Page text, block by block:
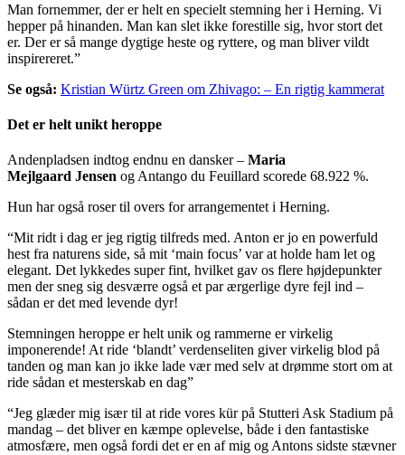
Man fornemmer, der er helt en specielt stemning her i Herning. Vi
hepper på hinanden. Man kan slet ikke forestille sig, hvor stort det
er. Der er så mange dygtige heste og ryttere, og man bliver vildt
inspirereret.”
Se også: Kristian Würtz Green om Zhivago: – En rigtig kammerat
Det er helt unikt heroppe
Andenpladsen indtog endnu en dansker – Maria
Mejlgaard Jensen og Antango du Feuillard scorede 68.922 %.
Hun har også roser til overs for arrangementet i Herning.
“Mit ridt i dag er jeg rigtig tilfreds med. Anton er jo en powerfuld
hest fra naturens side, så mit ‘main focus’ var at holde ham let og
elegant. Det lykkedes super fint, hvilket gav os flere højdepunkter
men der sneg sig desværre også et par ærgerlige dyre fejl ind –
sådan er det med levende dyr!
Stemningen heroppe er helt unik og rammerne er virkelig
imponerende! At ride ‘blandt’ verdenseliten giver virkelig blod på
tanden og man kan jo ikke lade vær med selv at drømme stort om at
ride sådan et mesterskab en dag”
“Jeg glæder mig især til at ride vores kür på Stutteri Ask Stadium på
mandag – det bliver en kæmpe oplevelse, både i den fantastiske
atmosfære, men også fordi det er en af mig og Antons sidste stævner